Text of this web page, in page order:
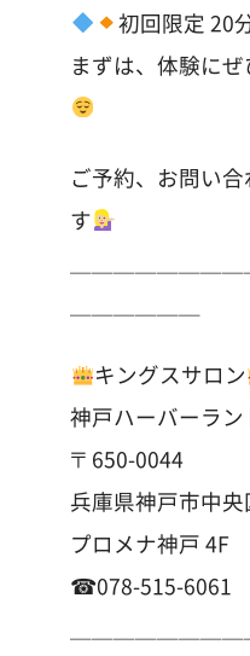
初回限定 20
まずは、体験に
ご予約、お問い
す
キングスサロン
神戸ハーバーラン
〒650-0044
兵庫県神戸市中
プロメナ神戸 4F
☎︎078-515-6061